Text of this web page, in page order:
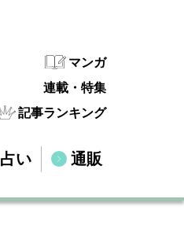
マンガ
連載・特集
記事ランキング
占い 通販